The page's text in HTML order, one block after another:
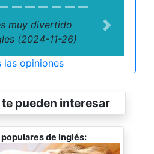
muy divertido
(2024-11-26)
Next
las opiniones
pueden interesar
de Inglés: